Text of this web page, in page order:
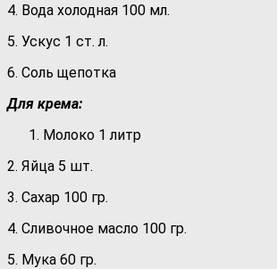
4. Вода холодная 100 мл.
5. Ускус 1 ст. л.
6. Соль щепотка
Для крема:
Молоко 1 литр
2. Яйца 5 шт.
3. Сахар 100 гр.
4. Сливочное масло 100 гр.
5. Мука 60 гр.